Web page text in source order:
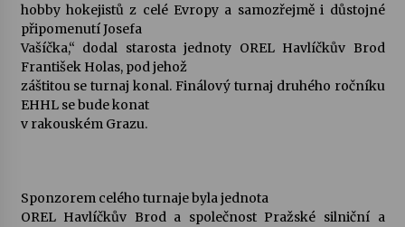
13. 7. 2026
Varhanní recitál Michala Novenka v Klášteře
Želiv
3. 7. 2026
hobby hokejistů z celé Evropy a samozřejmě i důstojné
připomenutí Josefa
Vašíčka,“ dodal starosta jednoty OREL Havlíčkův Brod
František Holas, pod jehož
záštitou se turnaj konal. Finálový turnaj druhého ročníku
EHHL se bude konat
v rakouském Grazu.
Sponzorem celého turnaje byla jednota
OREL Havlíčkův Brod a společnost Pražské silniční a